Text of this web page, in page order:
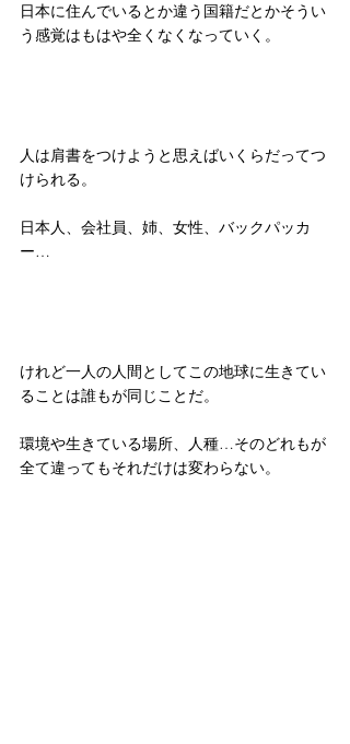
日本に住んでいるとか違う国籍だとかそうい
う感覚はもはや全くなくなっていく。
人は肩書をつけようと思えばいくらだってつ
けられる。
日本人、会社員、姉、女性、バックパッカ
ー…
けれど一人の人間としてこの地球に生きてい
ることは誰もが同じことだ。
環境や生きている場所、人種…そのどれもが
全て違ってもそれだけは変わらない。